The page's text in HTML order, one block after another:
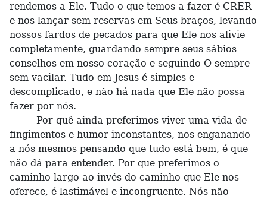
rendemos a Ele. Tudo o que temos a fazer é CRER
e nos lançar sem reservas em Seus braços, levando
nossos fardos de pecados para que Ele nos alivie
completamente, guardando sempre seus sábios
conselhos em nosso coração e seguindo-O sempre
sem vacilar. Tudo em Jesus é simples e
descomplicado, e não há nada que Ele não possa
fazer por nós.
Por quê ainda preferimos viver uma vida de
fingimentos e humor inconstantes, nos enganando
a nós mesmos pensando que tudo está bem, é que
não dá para entender. Por que preferimos o
caminho largo ao invés do caminho que Ele nos
oferece, é lastimável e incongruente. Nós não